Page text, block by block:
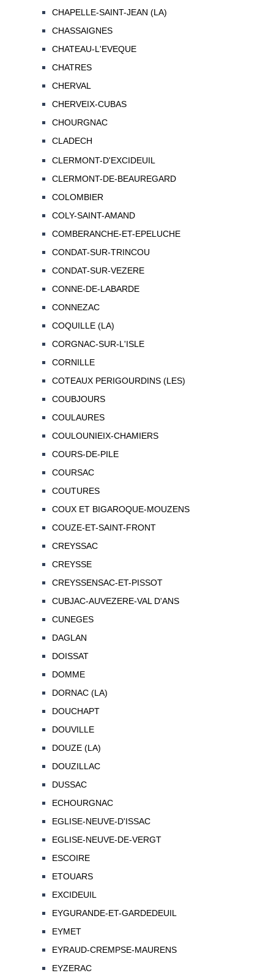
CHAPELLE-SAINT-JEAN (LA)
CHASSAIGNES
CHATEAU-L'EVEQUE
CHATRES
CHERVAL
CHERVEIX-CUBAS
CHOURGNAC
CLADECH
CLERMONT-D'EXCIDEUIL
CLERMONT-DE-BEAUREGARD
COLOMBIER
COLY-SAINT-AMAND
COMBERANCHE-ET-EPELUCHE
CONDAT-SUR-TRINCOU
CONDAT-SUR-VEZERE
CONNE-DE-LABARDE
CONNEZAC
COQUILLE (LA)
CORGNAC-SUR-L'ISLE
CORNILLE
COTEAUX PERIGOURDINS (LES)
COUBJOURS
COULAURES
COULOUNIEIX-CHAMIERS
COURS-DE-PILE
COURSAC
COUTURES
COUX ET BIGAROQUE-MOUZENS
COUZE-ET-SAINT-FRONT
CREYSSAC
CREYSSE
CREYSSENSAC-ET-PISSOT
CUBJAC-AUVEZERE-VAL D'ANS
CUNEGES
DAGLAN
DOISSAT
DOMME
DORNAC (LA)
DOUCHAPT
DOUVILLE
DOUZE (LA)
DOUZILLAC
DUSSAC
ECHOURGNAC
EGLISE-NEUVE-D'ISSAC
EGLISE-NEUVE-DE-VERGT
ESCOIRE
ETOUARS
EXCIDEUIL
EYGURANDE-ET-GARDEDEUIL
EYMET
EYRAUD-CREMPSE-MAURENS
EYZERAC